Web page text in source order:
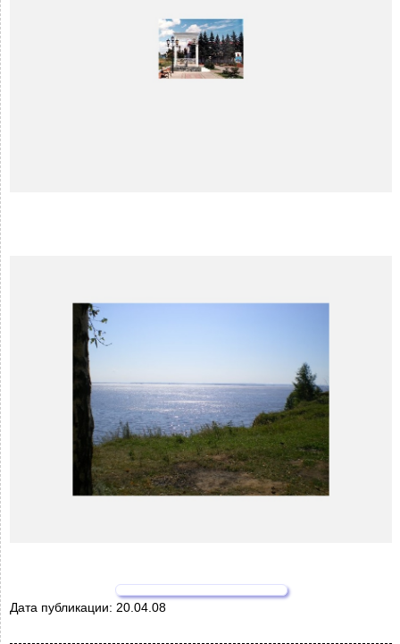
Дата публикации: 20.04.08